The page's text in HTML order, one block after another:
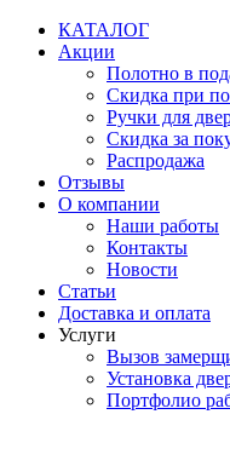
Перейти
содержимому
КАТАЛОГ
Акции
Полотно в
Скидка при
Ручки для
Скидка за
Распродажа
Отзывы
О компании
Наши работы
Контакты
Новости
Статьи
Доставка и оплата
Услуги
Вызов
Установка
Портфолио